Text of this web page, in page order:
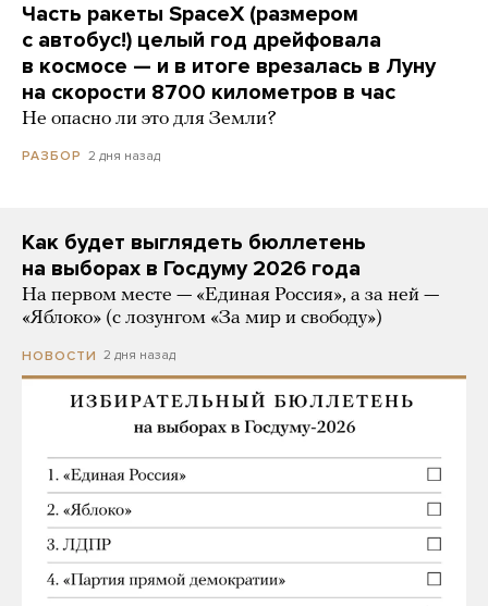
Часть ракеты SpaceX (размером
с автобус!) целый год дрейфовала
в космосе — и в итоге врезалась в Луну
на скорости 8700 километров в час
Не опасно ли это для Земли?
РАЗБОР 2 дня назад
Как будет выглядеть бюллетень
на выборах в Госдуму 2026 года
На первом месте — «Единая Россия», а за ней —
«Яблоко» (с лозунгом «За мир и свободу»)
НОВОСТИ 2 дня назад